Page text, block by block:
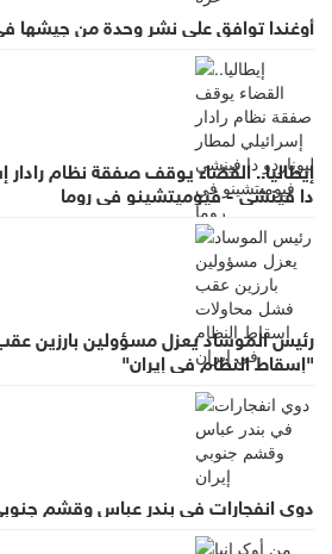
أوغندا توافق على نشر وحدة من جيشها
إيطاليا.. القضاء يوقف صفقة نظام رادار
دا فينشي - فيوميتشينو في روما
رئيس الموساد يعزل مسؤولين بارزين
"إسقاط النظام في إيران"
دوي انفجارات في بندر عباس وقشم